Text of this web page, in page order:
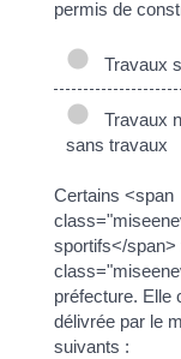
permis de
Travaux
Travaux
sans travaux
Certains <span
sportifs</span>
préfecture. Elle
délivrée par le
suivants :